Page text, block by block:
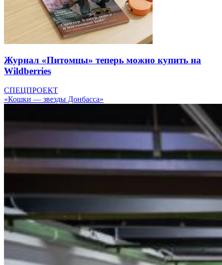
Журнал «Питомцы» теперь можно купить на
Wildberries
СПЕЦПРОЕКТ
«Кошки — звезды Донбасса»